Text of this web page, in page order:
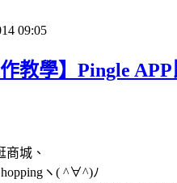
09:05
作教學】Pingle
商城、
ヽ( ^∀^)ﾉ